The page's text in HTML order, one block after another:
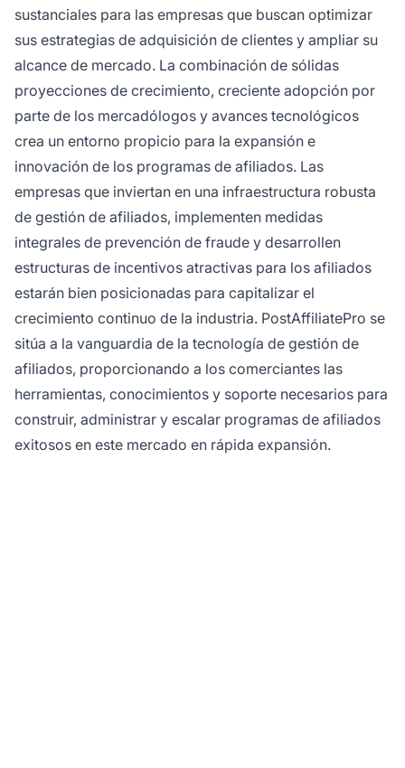
sustanciales para las empresas que buscan optimizar
sus estrategias de adquisición de clientes y ampliar su
alcance de mercado. La combinación de sólidas
proyecciones de crecimiento, creciente adopción por
parte de los mercadólogos y avances tecnológicos
crea un entorno propicio para la expansión e
innovación de los programas de afiliados. Las
empresas que inviertan en una infraestructura robusta
de gestión de afiliados, implementen medidas
integrales de prevención de fraude y desarrollen
estructuras de incentivos atractivas para los afiliados
estarán bien posicionadas para capitalizar el
crecimiento continuo de la industria. PostAffiliatePro se
sitúa a la vanguardia de la tecnología de gestión de
afiliados, proporcionando a los comerciantes las
herramientas, conocimientos y soporte necesarios para
construir, administrar y escalar programas de afiliados
exitosos en este mercado en rápida expansión.